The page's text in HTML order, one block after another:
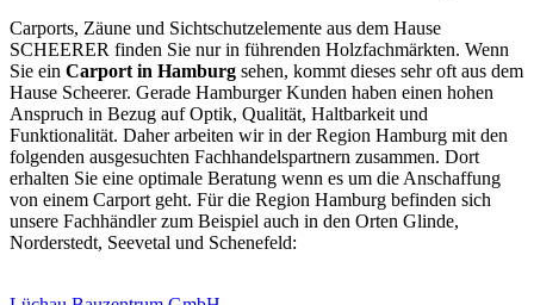
Carports, Zäune und Sichtschutzelemente aus dem Hause
SCHEERER finden Sie nur in führenden Holzfachmärkten. Wenn
Sie ein Carport in Hamburg sehen, kommt dieses sehr oft aus dem
Hause Scheerer. Gerade Hamburger Kunden haben einen hohen
Anspruch in Bezug auf Optik, Qualität, Haltbarkeit und
Funktionalität. Daher arbeiten wir in der Region Hamburg mit den
folgenden ausgesuchten Fachhandelspartnern zusammen. Dort
erhalten Sie eine optimale Beratung wenn es um die Anschaffung
von einem Carport geht. Für die Region Hamburg befinden sich
unsere Fachhändler zum Beispiel auch in den Orten Glinde,
Norderstedt, Seevetal und Schenefeld: